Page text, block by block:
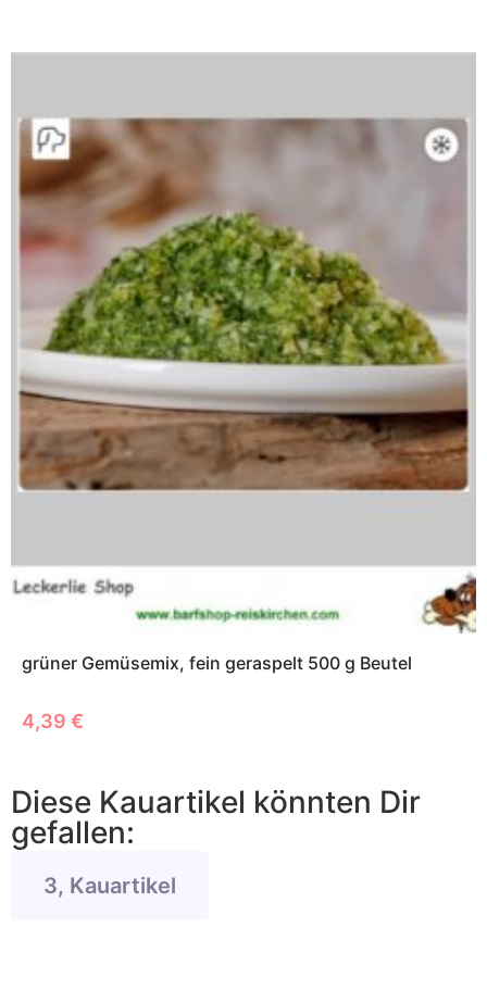
grüner Gemüsemix, fein geraspelt 500 g Beutel
4,39 €
Diese Kauartikel könnten Dir
gefallen:
3, Kauartikel